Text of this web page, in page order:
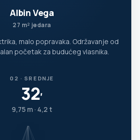
Albin Vega
27 m² jedara
malo popravaka. Održavanje od
početak za budućeg vlasnika.
02 · SREDNJE
32′
9,75 m · 4,2 t